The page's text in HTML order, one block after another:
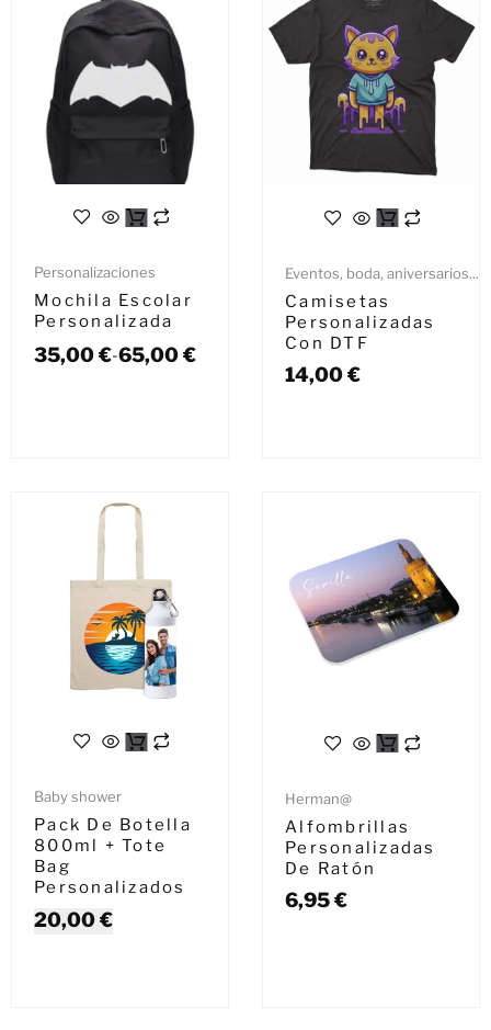
Personalizaciones
Mochila Escolar
Personalizada
35,00€-65,00€
Eventos, boda, aniversarios...
Camisetas
Personalizadas
Con DTF
14,00€
Baby shower
Pack De Botella
800ml + Tote
Bag
Personalizados
20,00€
Herman@
Alfombrillas
Personalizadas
De Ratón
6,95€